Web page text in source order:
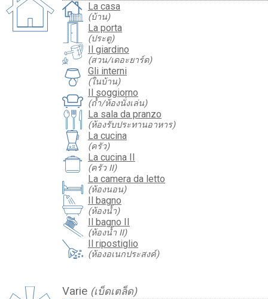
La casa
(บ้าน)
La porta
(ประตู)
Il giardino
(สวน/เดอะยาร์ด)
Gli interni
(ในบ้าน)
Il soggiorno
(ถ้ำ/ห้องนั่งเล่น)
La sala da pranzo
(ห้องรับประทานอาหาร)
La cucina
(ครัว)
La cucina II
(ครัว II)
La camera da letto
(ห้องนอน)
Il bagno
(ห้องน้ำ)
Il bagno II
(ห้องน้ำ II)
Il ripostiglio
(ห้องอเนกประสงค์)
Varie (เบ็ดเตล็ด)